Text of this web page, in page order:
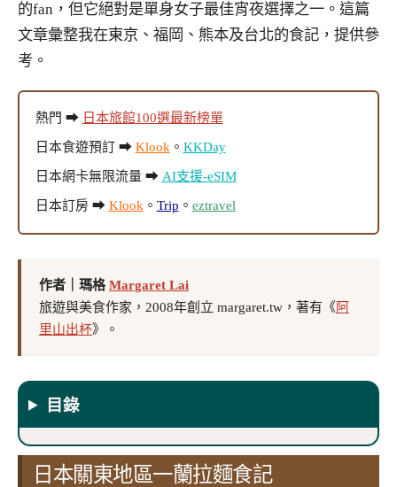
的fan，但它絕對是單身女子最佳宵夜選擇之一。這篇
文章彙整我在東京、福岡、熊本及台北的食記，提供參
考。
熱門 ➡ 日本旅館100選最新榜單
日本食遊預訂 ➡ Klook。 KKDay
日本網卡無限流量 ➡ AI支援-eSIM
日本訂房 ➡ Klook。 Trip 。 eztravel
作者｜瑪格Margaret Lai
旅遊與美食作家，2008年創立 margaret.tw，著有《阿
里山出杯》。
目錄
日本關東地區一蘭拉麵食記